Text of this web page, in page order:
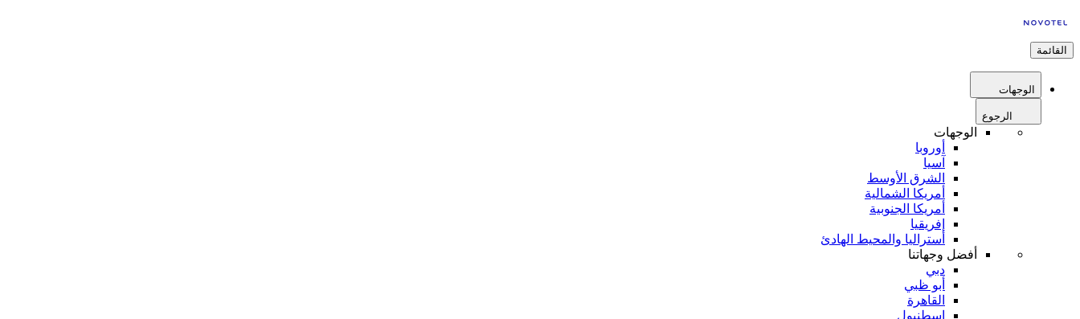
القائمة
الوجهات
الرجوع
الوجهات
أوروبا
آسيا
الشرق الأوسط
أمريكا الشمالية
أمريكا الجنوبية
إفريقيا
أستراليا والمحيط الهادئ
أفضل وجهاتنا
دبي
أبو ظبي
القاهرة
إسطنبول